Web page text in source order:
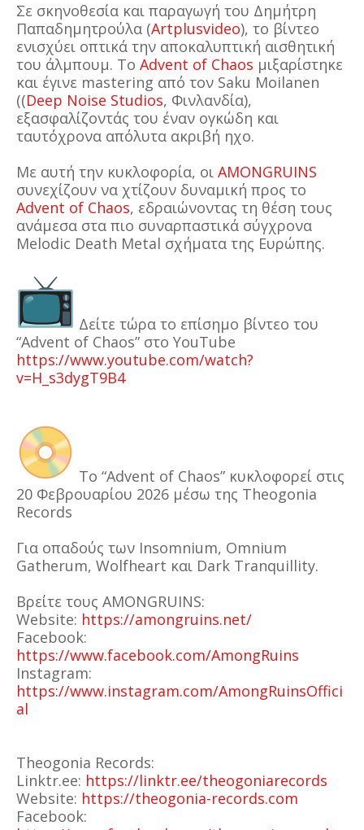
Σε σκηνοθεσία και παραγωγή του Δημήτρη
Παπαδημητρούλα (Artplusvideo), το βίντεο
ενισχύει οπτικά την αποκαλυπτική αισθητική
του άλμπουμ. Το Advent of Chaos μιξαρίστηκε
και έγινε mastering από τον Saku Moilanen
((Deep Noise Studios, Φινλανδία),
εξασφαλίζοντάς του έναν ογκώδη και
ταυτόχρονα απόλυτα ακριβή ηχο.
Με αυτή την κυκλοφορία, οι AMONGRUINS
συνεχίζουν να χτίζουν δυναμική προς το
Advent of Chaos, εδραιώνοντας τη θέση τους
ανάμεσα στα πιο συναρπαστικά σύγχρονα
Melodic Death Metal σχήματα της Ευρώπης.
Δείτε τώρα το επίσημο βίντεο του
“Advent of Chaos” στο YouTube
https://www.youtube.com/watch?
v=H_s3dygT9B4
Το “Advent of Chaos” κυκλοφορεί στις
20 Φεβρουαρίου 2026 μέσω της Theogonia
Records
Για οπαδούς των Insomnium, Omnium
Gatherum, Wolfheart και Dark Tranquillity.
Βρείτε τους AMONGRUINS:
Website: https://amongruins.net/
Facebook:
https://www.facebook.com/AmongRuins
Instagram:
https://www.instagram.com/AmongRuinsOffici
al
Theogonia Records:
Linktr.ee: https://linktr.ee/theogoniarecords
Website: https://theogonia-records.com
Facebook: